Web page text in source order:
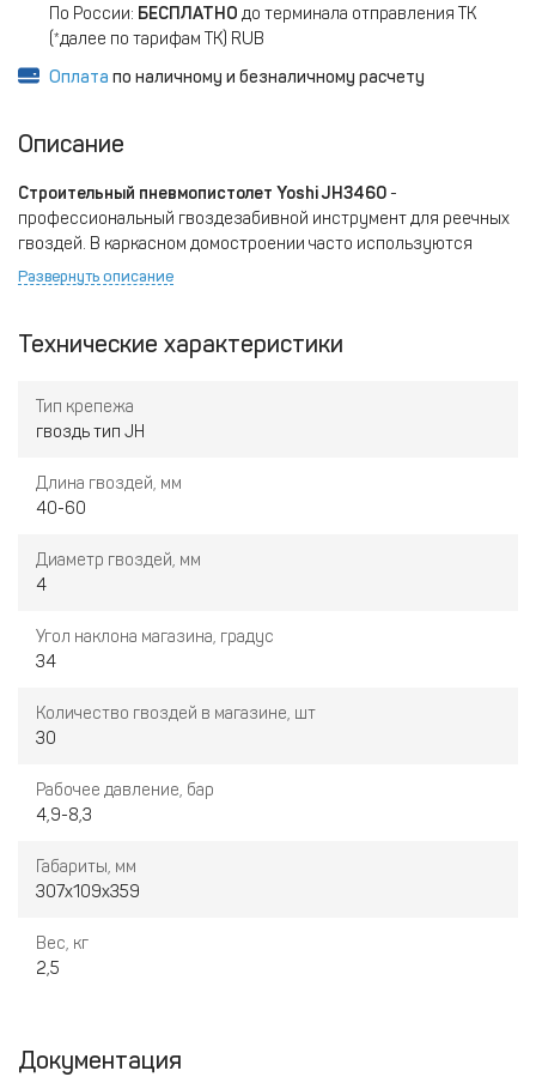
По России: БЕСПЛАТНО до терминала отправления ТК
(*далее по тарифам ТК) RUB
Оплата по наличному и безналичному расчету
Описание
Строительный пневмопистолет Yoshi JH3460 -
профессиональный гвоздезабивной инструмент для реечных
гвоздей. В каркасном домостроении часто используются
перфорированные пластины для крепления двух и более
без «зацеливания». Для удобства инструмент оснащен
случайного выстрела. Инструмент оснащен поворотным
дефлектором, который позволяет выбрать наиболее
комфортное для пользователя и окружающих направление
отличной производительностью.
Поясной крюк
Предохранитель от случайного выстрела
Поворотный дефлектор
Эргономичная рукоятка
конструкций, сборка щитовых панелей, временных
ограждений.
Развернуть описание
Технические характеристики
Тип крепежа
гвоздь тип JH
Длина гвоздей, мм
40-60
Диаметр гвоздей, мм
4
Угол наклона магазина, градус
34
Количество гвоздей в магазине, шт
30
Рабочее давление, бар
4,9-8,3
Габариты, мм
307х109х359
Вес, кг
2,5
Документация